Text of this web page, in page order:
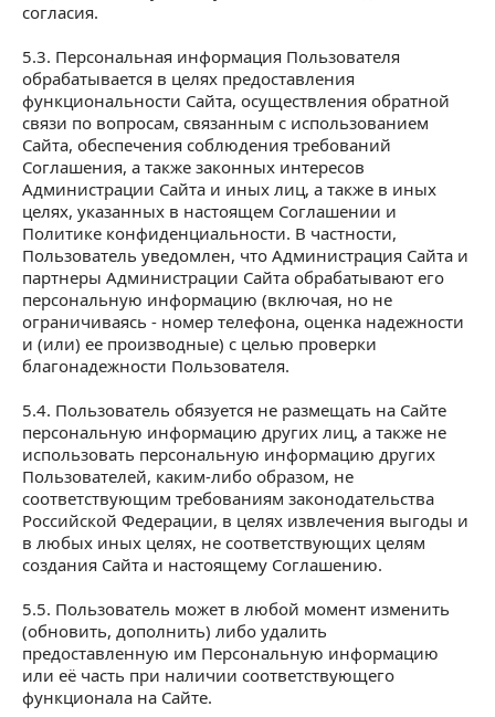
согласия.
5.3. Персональная информация Пользователя
обрабатывается в целях предоставления
функциональности Сайта, осуществления обратной
связи по вопросам, связанным с использованием
Сайта, обеспечения соблюдения требований
Соглашения, а также законных интересов
Администрации Сайта и иных лиц, а также в иных
целях, указанных в настоящем Соглашении и
Политике конфиденциальности. В частности,
Пользователь уведомлен, что Администрация Сайта и
партнеры Администрации Сайта обрабатывают его
персональную информацию (включая, но не
ограничиваясь - номер телефона, оценка надежности
и (или) ее производные) с целью проверки
благонадежности Пользователя.
5.4. Пользователь обязуется не размещать на Сайте
персональную информацию других лиц, а также не
использовать персональную информацию других
Пользователей, каким-либо образом, не
соответствующим требованиям законодательства
Российской Федерации, в целях извлечения выгоды и
в любых иных целях, не соответствующих целям
создания Сайта и настоящему Соглашению.
5.5. Пользователь может в любой момент изменить
(обновить, дополнить) либо удалить
предоставленную им Персональную информацию
или её часть при наличии соответствующего
функционала на Сайте.